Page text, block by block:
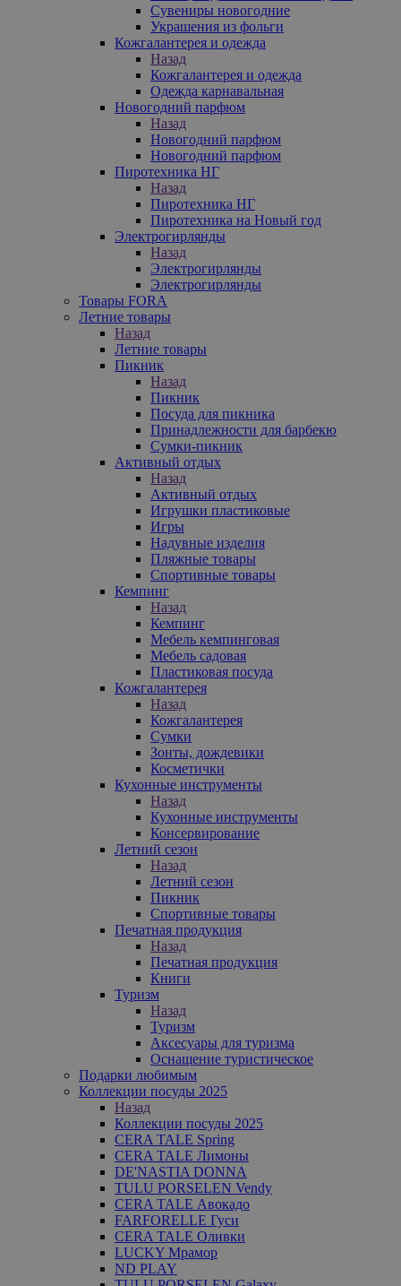
Сувениры новогодние
Украшения из фольги
Кожгалантерея и одежда
Назад
Кожгалантерея и одежда
Одежда карнавальная
Новогодний парфюм
Назад
Новогодний парфюм
Новогодний парфюм
Пиротехника НГ
Назад
Пиротехника НГ
Пиротехника на Новый год
Электрогирлянды
Назад
Электрогирлянды
Электрогирлянды
Товары FORA
Летние товары
Назад
Летние товары
Пикник
Назад
Пикник
Посуда для пикника
Принадлежности для барбекю
Сумки-пикник
Активный отдых
Назад
Активный отдых
Игрушки пластиковые
Игры
Надувные изделия
Пляжные товары
Спортивные товары
Кемпинг
Назад
Кемпинг
Мебель кемпинговая
Мебель садовая
Пластиковая посуда
Кожгалантерея
Назад
Кожгалантерея
Сумки
Зонты, дождевики
Косметички
Кухонные инструменты
Назад
Кухонные инструменты
Консервирование
Летний сезон
Назад
Летний сезон
Пикник
Спортивные товары
Печатная продукция
Назад
Печатная продукция
Книги
Туризм
Назад
Туризм
Аксесуары для туризма
Оснащение туристическое
Подарки любимым
Коллекции посуды 2025
Назад
Коллекции посуды 2025
CERA TALE Spring
CERA TALE Лимоны
DE'NASTIA DONNA
TULU PORSELEN Vendy
CERA TALE Авокадо
FARFORELLE Гуси
CERA TALE Оливки
LUCKY Мрамор
ND PLAY